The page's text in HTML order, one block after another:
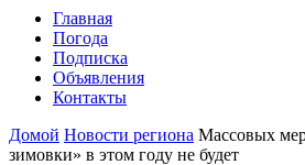
Главная
Погода
Подписка
Объявления
Контакты
Домой Новости региона Массовых
зимовки» в этом году не будет